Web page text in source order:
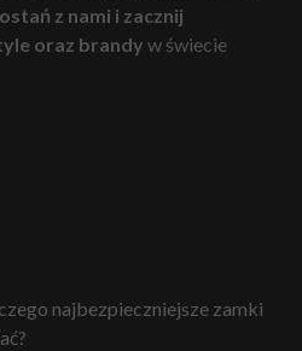
z nami i zacznij
oraz brandy w świecie
najbezpieczniejsze zamki